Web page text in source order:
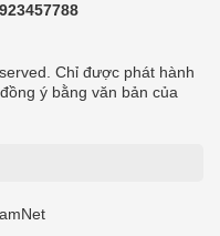
Chỉ được phát hành
ý bằng văn bản của